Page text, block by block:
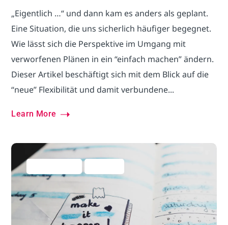
„Eigentlich …“ und dann kam es anders als geplant.
Eine Situation, die uns sicherlich häufiger begegnet.
Wie lässt sich die Perspektive im Umgang mit
verworfenen Plänen in ein “einfach machen” ändern.
Dieser Artikel beschäftigt sich mit dem Blick auf die
“neue” Flexibilität und damit verbundene...
Learn More